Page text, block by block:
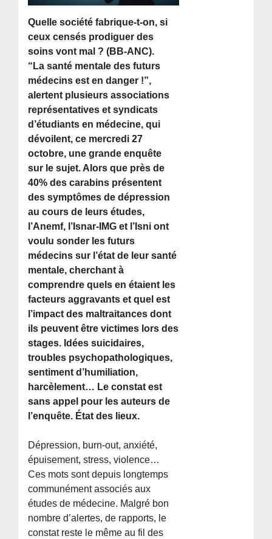
Quelle société fabrique-t-on, si
ceux censés prodiguer des
soins vont mal ? (BB-ANC).
“La santé mentale des futurs
médecins est en danger !”,
alertent plusieurs associations
représentatives et syndicats
d’étudiants en médecine, qui
dévoilent, ce mercredi 27
octobre, une grande enquête
sur le sujet. Alors que près de
40% des carabins présentent
des symptômes de dépression
au cours de leurs études,
l’Anemf, l’Isnar-IMG et l’Isni ont
voulu sonder les futurs
médecins sur l’état de leur santé
mentale, cherchant à
comprendre quels en étaient les
facteurs aggravants et quel est
l’impact des maltraitances dont
ils peuvent être victimes lors des
stages. Idées suicidaires,
troubles psychopathologiques,
sentiment d’humiliation,
harcèlement… Le constat est
sans appel pour les auteurs de
l’enquête. État des lieux.
Dépression, burn-out, anxiété,
épuisement, stress, violence…
Ces mots sont depuis longtemps
communément associés aux
études de médecine. Malgré bon
nombre d’alertes, de rapports, le
constat reste le même au fil des